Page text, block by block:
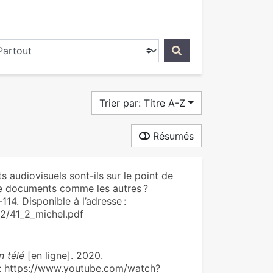
dans...
Trier par: Titre A-Z
Résumés
audiovisuels sont-ils sur le point de
comme les autres ?
Disponible à l’adresse :
41_2_michel.pdf
télé[en ligne]. 2020.
https://www.youtube.com/watch?